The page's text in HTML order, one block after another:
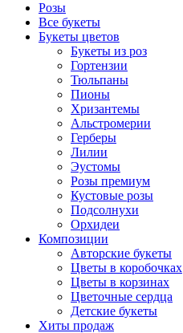
Розы
Все букеты
Букеты цветов
Букеты из роз
Гортензии
Тюльпаны
Пионы
Хризантемы
Альстромерии
Герберы
Лилии
Эустомы
Розы премиум
Кустовые розы
Подсолнухи
Орхидеи
Композиции
Авторские букеты
Цветы в коробочках
Цветы в корзинах
Цветочные сердца
Детские букеты
Хиты продаж